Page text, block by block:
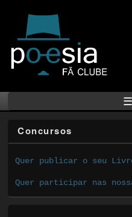
Concursos
Quer publicar o seu
Quer participar nas